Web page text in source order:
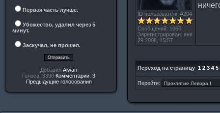
Первая часть лучше.
Убожество, удалил через 5
минут.
Заскучал, не прошел.
Добавил Aiwan
Голоса: 3390 Комментарии: 3
Предыдущие голосования
ID пользователя #204
Сообщений: 1066
Зарегистрирован: янв
29 2008, 15:57
Переход на страницу 1 2 3 4 5
Перейти: